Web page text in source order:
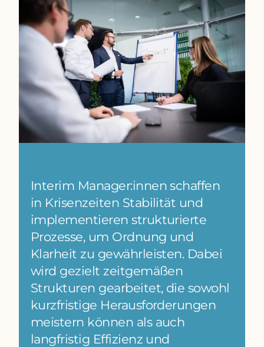
Interim Manager:innen schaffen
in Krisenzeiten Stabilität und
implementieren strukturierte
Prozesse, um Ordnung und
Klarheit zu gewährleisten. Dabei
wird gezielt zeitgemäßen
Strukturen gearbeitet, die sowohl
kurzfristige Herausforderungen
meistern können als auch
langfristig Effizienz und